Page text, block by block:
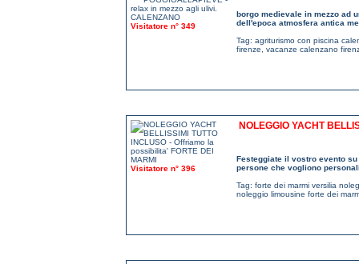
Visitatore n° 349
borgo medievale in mezzo ad
dell'epoca atmosfera antica
Tag: agriturismo con piscina
firenze
vacanze calenzano
Visitatore n° 396
NOLEGGIO YACHT
Festeggiate il vostro evento
persone che vogliono
Tag: forte dei marmi versilia
noleggio limousine forte dei